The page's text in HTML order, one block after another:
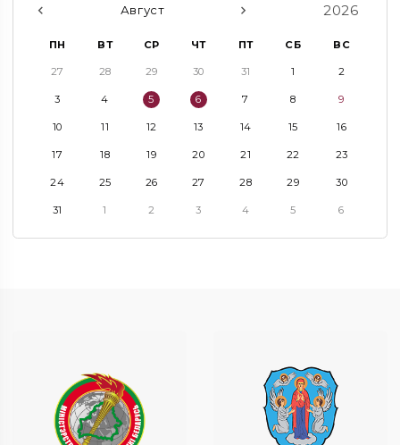
Август 2026
ПН ВТ СР ЧТ ПТ СБ ВС
27 28 29 30 31 1 2
3 4 5 6 7 8 9
10 11 12 13 14 15 16
17 18 19 20 21 22 23
24 25 26 27 28 29 30
31 1 2 3 4 5 6